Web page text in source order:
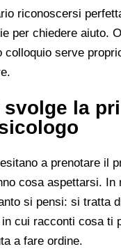
riconoscersi
per chiedere aiuto.
colloquio serve
svolge la
a prenotare il
cosa aspettarsi. In
si pensi: si tratta
cui racconti cosa ti
a fare ordine.